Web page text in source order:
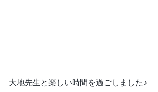
大地先生と楽しい時間を過ごしました♪